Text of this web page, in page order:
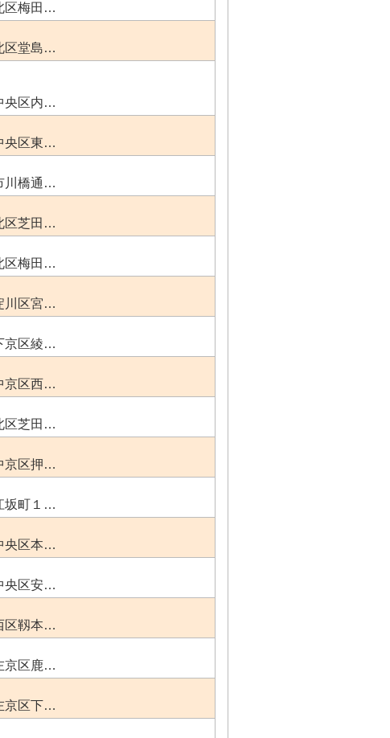
区梅田…
区堂島…
央区内…
央区東…
川橋通…
区芝田…
区梅田…
川区宮…
京区綾…
京区西…
区芝田…
京区押…
坂町１…
央区本…
央区安…
区靱本…
京区鹿…
京区下…